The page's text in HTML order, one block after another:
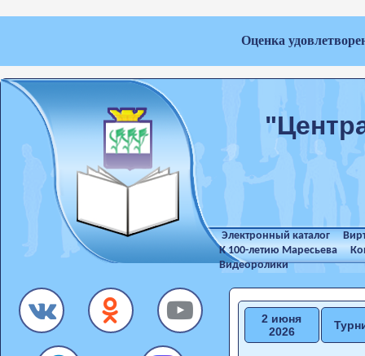
Оценка
Электронный каталог
К 100-летию Маресьева
Видеоролики
2 июня
2026